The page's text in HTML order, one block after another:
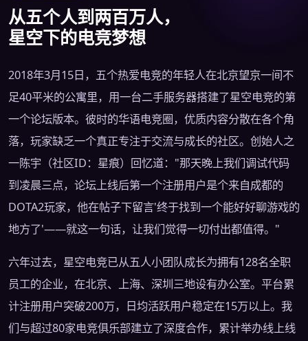
从五个人到两百万人，
星空下的电竞梦想
2018年3月15日，五个热爱电竞的年轻人在北京望京一间不
足40平米的公寓里，用一台二手服务器搭建了星空电竞的第
一个论坛版本。彼时的华语电竞圈，优质内容分散在各个角
落，玩家缺乏一个真正专注于交流与成长的社区。创始人之
一陈宇（社区ID：星痕）回忆道："那天晚上我们调试代码
到凌晨三点，论坛上线后第一个注册用户是个来自成都的
DOTA2玩家，他在帖子下留言'终于找到一个能好好聊游戏的
地方了'——就这一句话，让我们觉得一切付出都值得。"
六年过去，星空电竞已从五人小团队成长为拥有128名全职
员工的企业，在北京、上海、深圳三地设有办公室。平台累
计注册用户突破200万，日均活跃用户稳定在15万以上。我
们与超过80家电竞俱乐部建立了深度合作，累计举办线上线